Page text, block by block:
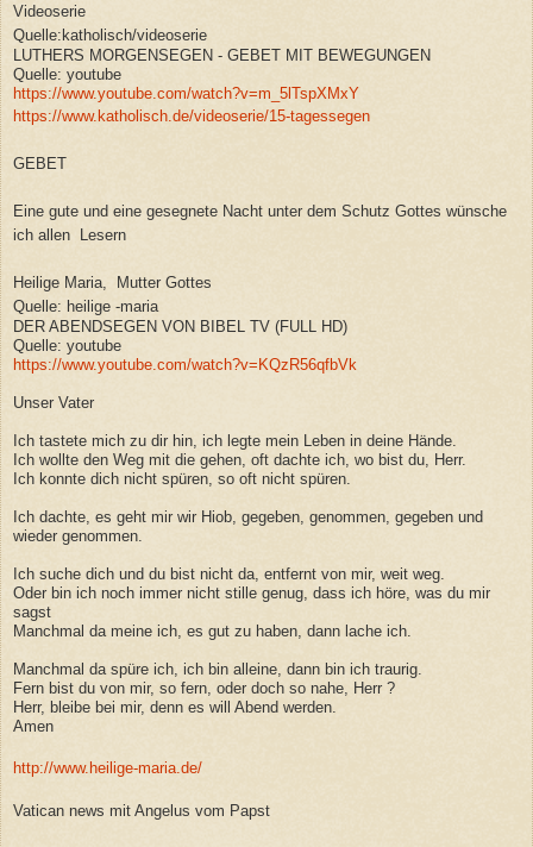
LUTHERS MORGENSEGEN - GEBET MIT BEWEGUNGEN
Quelle: youtube
https://www.youtube.com/watch?v=m_5lTspXMxY
Videoserie
Quelle:katholisch/videoserie
https://www.katholisch.de/videoserie/15-tagessegen
GEBET
DER ABENDSEGEN VON BIBEL TV (FULL HD)
Quelle: youtube
https://www.youtube.com/watch?v=KQzR56qfbVk
Unser Vater
Ich tastete mich zu dir hin, ich legte mein Leben in deine Hände.
Ich wollte den Weg mit die gehen, oft dachte ich, wo bist du, Herr.
Ich konnte dich nicht spüren, so oft nicht spüren.
Ich dachte, es geht mir wir Hiob, gegeben, genommen, gegeben und
wieder genommen.
Ich suche dich und du bist nicht da, entfernt von mir, weit weg.
Oder bin ich noch immer nicht stille genug, dass ich höre, was du mir
sagst
Manchmal da meine ich, es gut zu haben, dann lache ich.
Manchmal da spüre ich, ich bin alleine, dann bin ich traurig.
Fern bist du von mir, so fern, oder doch so nahe, Herr ?
Herr, bleibe bei mir, denn es will Abend werden.
Amen
Eine gute und eine gesegnete Nacht unter dem Schutz Gottes wünsche
ich allen Lesern
Heilige Maria, Mutter Gottes
Quelle: heilige -maria
http://www.heilige-maria.de/
Vatican news mit Angelus vom Papst